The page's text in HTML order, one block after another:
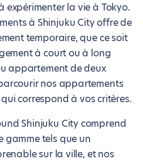
expérimenter la vie à Tokyo.
à Shinjuku City offre de
temporaire, que ce soit
à court ou à long
appartement de deux
nos appartements
correspond à vos critères.
Shinjuku City comprend
gamme tels que un
sur la ville, et nos